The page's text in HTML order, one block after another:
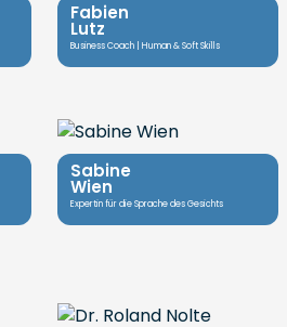
Fabien
Lutz
Business Coach | Human & Soft Skills
Sabine
Wien
Expertin für die Sprache des Gesichts